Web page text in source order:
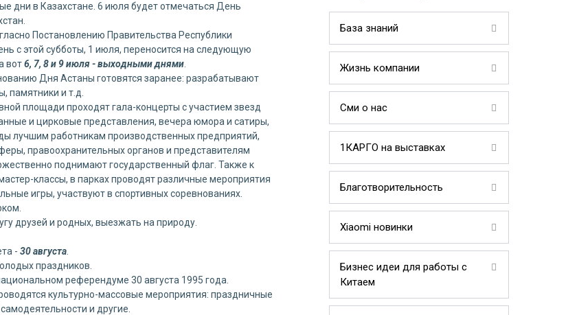
в Казахстане. 6 июля будет отмечаться День
Постановлению Правительства Республики
с этой субботы, 1 июля, переносится на следующую
вот6, 7, 8 и 9 июля - выходными днями
Дня Астаны готовятся заранее: разрабатывают
памятники и т.д.
площади проходят гала-концерты с участием звезд
и цирковые представления, вечера юмора и сатиры,
лучшим работникам производственных предприятий,
правоохранительных органов и представителям
поднимают государственный флаг. Также к
классы, в парках проводят различные мероприятия
игры, участвуют в спортивных соревнованиях.
друзей и родных, выезжать на природу.
- 30 августа
праздников.
референдуме 30 августа 1995 года.
культурно-массовые мероприятия: праздничные
и другие.
База знаний
Жизнь компании
Сми о нас
1КАРГО на выставках
Благотворительность
Xiaomi новинки
Бизнес идеи для работы с
Китаем